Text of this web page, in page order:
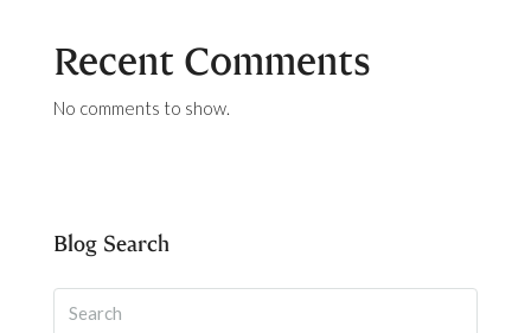
Recent Comments
No comments to show.
Blog Search